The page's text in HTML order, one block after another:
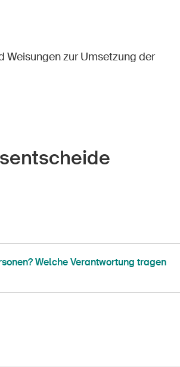
Weisungen zur Umsetzung der
Welche Verantwortung tragen